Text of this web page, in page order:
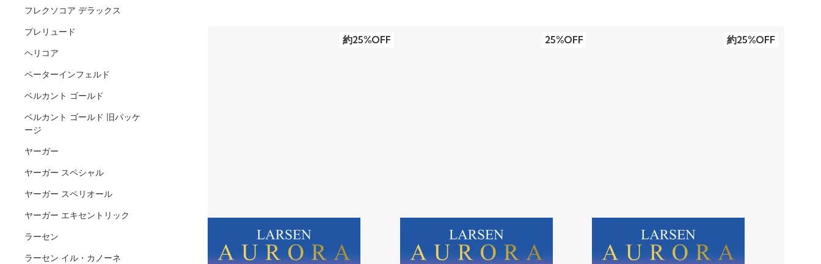
フレクソコア デラックス
プレリュード
ヘリコア
ペーターインフェルド
ベルカント ゴールド
ベルカント ゴールド 旧パッケ
ージ
ヤーガー
ヤーガー スペシャル
ヤーガー スペリオール
ヤーガー エキセントリック
ラーセン
ラーセン イル・カノーネ
約25%OFF 25%OFF 約25%OFF